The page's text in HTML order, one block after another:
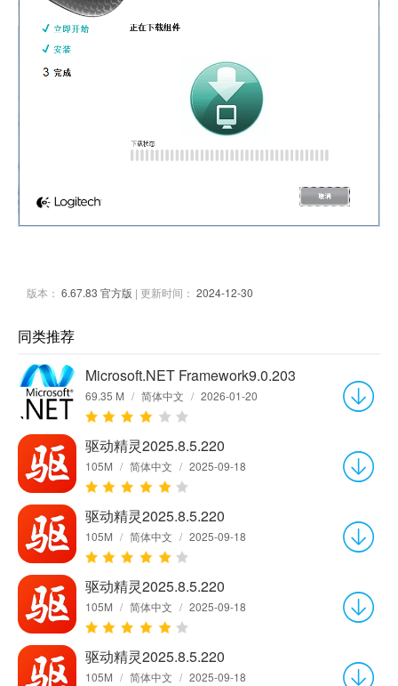
版本： 6.67.83 官方版 | 更新时间： 2024-12-30
同类推荐
Microsoft.NET Framework9.0.203
69.35 M / 简体中文 / 2026-01-20
驱动精灵2025.8.5.220
105M / 简体中文 / 2025-09-18
驱动精灵2025.8.5.220
105M / 简体中文 / 2025-09-18
驱动精灵2025.8.5.220
105M / 简体中文 / 2025-09-18
驱动精灵2025.8.5.220
105M / 简体中文 / 2025-09-18